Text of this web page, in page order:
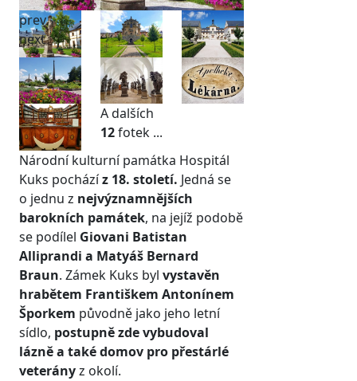
prev
next
A dalších
12fotek ...
Národní kulturní památka Hospitál
Kuks pocházíz 18. století. Jedná se
o jednu z nejvýznamnějších
barokních památek, na jejíž podobě
se podílel Giovani Batistan
Alliprandi a Matyáš Bernard
Braun. Zámek Kuks byl vystavěn
hrabětem Františkem Antonínem
Šporkem původně jako jeho letní
sídlo, postupně zde vybudoval
lázně a také domov pro přestárlé
veterányz okolí.